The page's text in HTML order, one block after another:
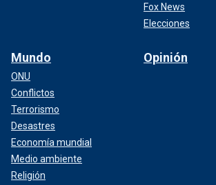
Fox News
Elecciones
Mundo
ONU
Conflictos
Terrorismo
Desastres
Economía mundial
Medio ambiente
Religión
Opinión